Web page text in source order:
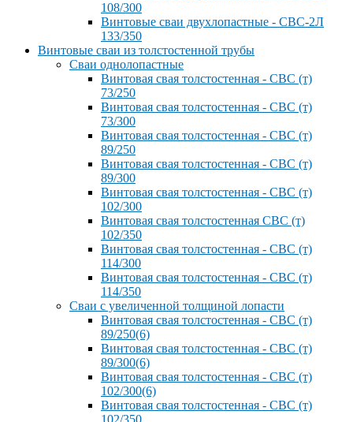
108/300
Винтовые сваи двухлопастные - СВС-2Л
133/350
Винтовые сваи из толстостенной трубы
Сваи однолопастные
Винтовая свая толстостенная - СВС (т)
73/250
Винтовая свая толстостенная - СВС (т)
73/300
Винтовая свая толстостенная - СВС (т)
89/250
Винтовая свая толстостенная - СВС (т)
89/300
Винтовая свая толстостенная - СВС (т)
102/300
Винтовая свая толстостенная СВС (т)
102/350
Винтовая свая толстостенная - СВС (т)
114/300
Винтовая свая толстостенная - СВС (т)
114/350
Сваи с увеличенной толщиной лопасти
Винтовая свая толстостенная - СВС (т)
89/250(6)
Винтовая свая толстостенная - СВС (т)
89/300(6)
Винтовая свая толстостенная - СВС (т)
102/300(6)
Винтовая свая толстостенная - СВС (т)
102/350